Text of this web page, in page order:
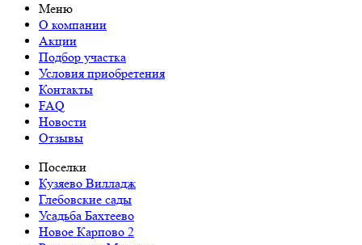
Меню
О компании
Акции
Подбор участка
Условия приобретения
Контакты
FAQ
Новости
Отзывы
Поселки
Кузяево Вилладж
Глебовские сады
Усадьба Бахтеево
Новое Карпово 2